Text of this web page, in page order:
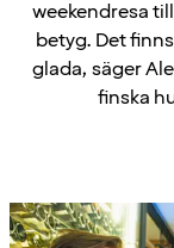
weekendresa
betyg. Det
glada, säger
finska